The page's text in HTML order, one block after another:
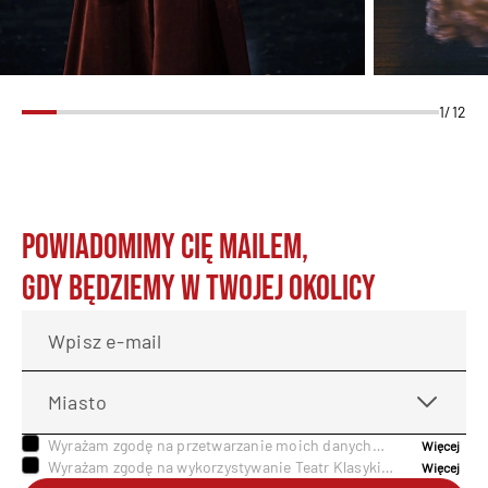
Karolina Piwosz
Teresa
1/12
Powiadomimy cię mailem,
gdy będziemy w twojej okolicy
Wpisz e-mail
Miasto
Wyrażam zgodę na przetwarzanie moich danych
osobowych na podstawie art. 6 ust. 1 lit. a
Rozporządzenia Parlamentu Europejskiego Rady (UE)
Więcej
Wyrażam zgodę na wykorzystywanie Teatr Klasyki
Polskiej telekomunikacyjnych urządzeń końcowych i
Więcej